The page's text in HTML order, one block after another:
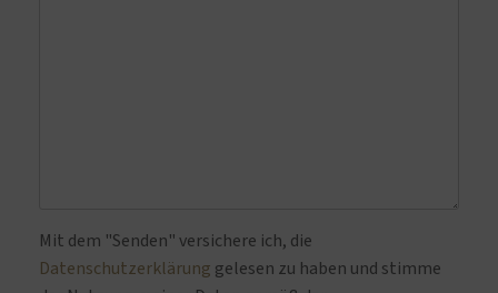
Bitte lasse dieses Feld leer.
Mit dem "Senden" versichere ich, die
Datenschutzerklärung gelesen zu haben und stimme